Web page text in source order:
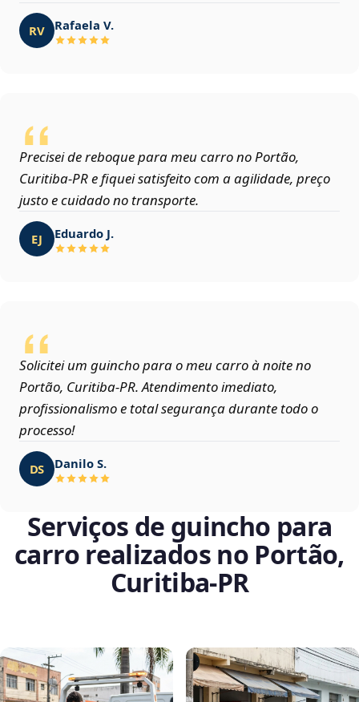
RV Rafaela V.
Precisei de reboque para meu carro no Portão,
Curitiba‑PR e fiquei satisfeito com a agilidade, preço
justo e cuidado no transporte.
EJ Eduardo J.
Solicitei um guincho para o meu carro à noite no
Portão, Curitiba‑PR. Atendimento imediato,
profissionalismo e total segurança durante todo o
processo!
DS Danilo S.
Serviços de guincho para
carro realizados no Portão,
Curitiba‑PR